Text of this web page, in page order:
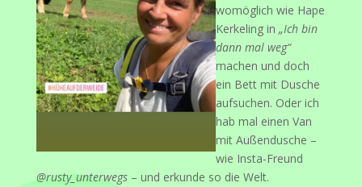
womöglich wie Hape
Kerkeling in „Ich bin
dann mal weg“
machen und doch
ein Bett mit Dusche
aufsuchen. Oder ich
hab mal einen Van
mit Außendusche –
wie Insta-Freund
@rusty_unterwegs – und erkunde so die Welt.